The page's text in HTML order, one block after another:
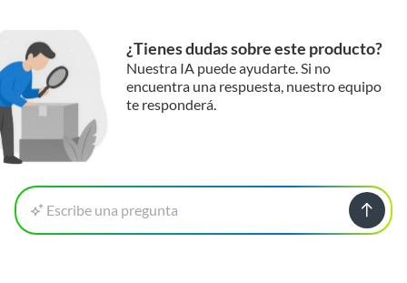
¿Tienes dudas sobre este producto?
Nuestra IA puede ayudarte. Si no
encuentra una respuesta, nuestro equipo
te responderá.
Escribe una pregunta